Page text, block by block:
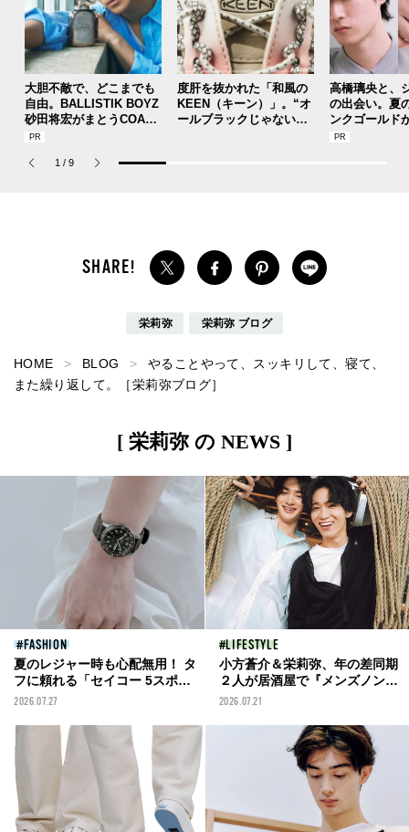
大胆不敵で、どこまでも
自由。BALLISTIK BOYZ
砂田将宏がまとうCOACH
の新作フレグランス「コ
パルファム」
度肝を抜かれた「和風の
KEEN（キーン）」。“オ
ールブラックじゃないほ
高橋璃央と、
の出会い。夏
ンクゴールド
SUMMER
1 / 9
栄莉弥 栄莉弥 ブログ
HOME BLOG
やることやって、スッキリして、寝て、
また繰り返して。［栄莉弥ブログ］
[ 栄莉弥 の NEWS ]
FASHION
夏のレジャー時も心配無用！ タ
フに頼れる「セイコー 5スポー
ツ」の新作 [Watch- 今月のウォ
2026.07.27
LIFESTYLE
小方蒼介＆栄莉弥、年の差同期
２人が居酒屋で『メンズノン
ノ』と自分たちの現在地を熱く
2026.07.21